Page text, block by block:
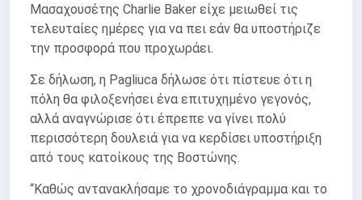
Μασαχουσέτης Charlie Baker είχε μειωθεί τις
τελευταίες ημέρες για να πει εάν θα υποστήριζε
την προσφορά που προχωράει.
Σε δήλωση, η Pagliuca δήλωσε ότι πίστευε ότι η
πόλη θα φιλοξενήσει ένα επιτυχημένο γεγονός,
αλλά αναγνώρισε ότι έπρεπε να γίνει πολύ
περισσότερη δουλειά για να κερδίσει υποστήριξη
από τους κατοίκους της Βοστώνης.
“Καθώς αντανακλήσαμε το χρονοδιάγραμμα και το